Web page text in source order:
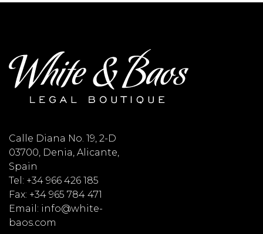
Calle Diana No. 19, 2-D
03700, Denia, Alicante,
Spain
Tel: +34 966 426 185
Fax: +34 965 784 471
Email: info@white-
baos.com